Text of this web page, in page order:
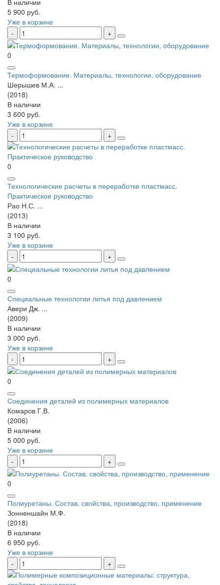
5 900 руб.
Уже в корзине
0
Термоформование. Материалы, технологии, оборудование
Шерышев М.А. ...
(2018)
В наличии
3 600 руб.
Уже в корзине
0
Технологические расчеты в переработке пластмасс.
Практическое руководство
Рао Н.С. ...
(2013)
В наличии
3 100 руб.
Уже в корзине
0
Специальные технологии литья под давлением
Авери Дж. ...
(2009)
В наличии
3 000 руб.
Уже в корзине
0
Соединения деталей из полимерных материалов
Комаров Г.В.
(2006)
В наличии
5 000 руб.
Уже в корзине
0
Полиуретаны. Состав, свойства, производство, применение
Зонненшайн М.Ф.
(2018)
В наличии
6 950 руб.
Уже в корзине